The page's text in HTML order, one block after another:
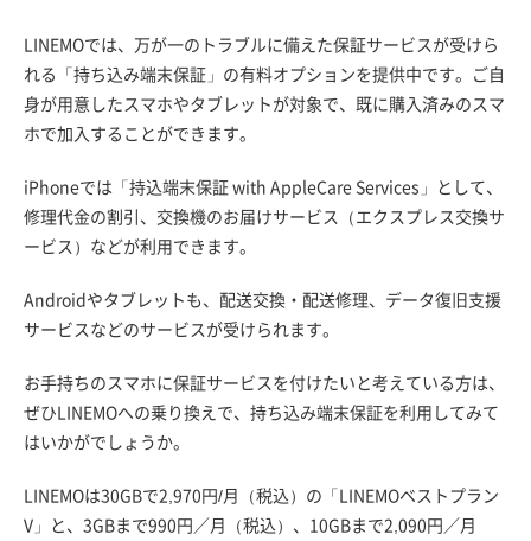
LINEMOでは、万が一のトラブルに備えた保証サービスが受けら
れる「持ち込み端末保証」の有料オプションを提供中です。ご自
身が用意したスマホやタブレットが対象で、既に購入済みのスマ
ホで加入することができます。
iPhoneでは「持込端末保証 with AppleCare Services」として、
修理代金の割引、交換機のお届けサービス（エクスプレス交換サ
ービス）などが利用できます。
Androidやタブレットも、配送交換・配送修理、データ復旧支援
サービスなどのサービスが受けられます。
お手持ちのスマホに保証サービスを付けたいと考えている方は、
ぜひLINEMOへの乗り換えで、持ち込み端末保証を利用してみて
はいかがでしょうか。
LINEMOは30GBで2,970円/月（税込）の「LINEMOベストプラン
V」と、3GBまで990円／月（税込）、10GBまで2,090円／月